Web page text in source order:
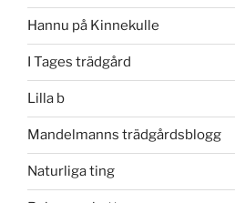
Hannu på Kinnekulle
I Tages trädgård
Lilla b
Mandelmanns trädgårdsblogg
Naturliga ting